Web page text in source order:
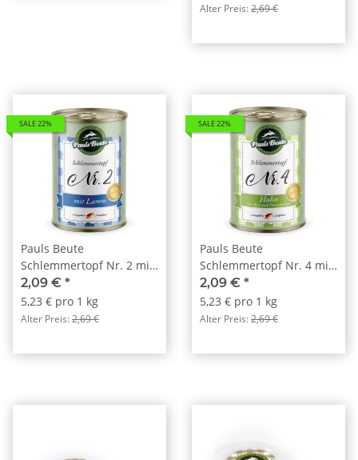
Alter Preis:2,69 €
SALE 22%
Pauls Beute
Schlemmertopf Nr. 2 mit
Lamm 400g
2,09 € *
5,23 € pro 1 kg
Alter Preis:2,69 €
SALE 22%
Pauls Beute
Schlemmertopf Nr. 4 mit
Huhn 400g
2,09 € *
5,23 € pro 1 kg
Alter Preis:2,69 €